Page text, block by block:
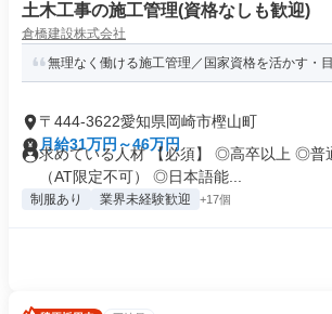
土木工事の施工管理(資格なしも歓迎)
倉橋建設株式会社
無理なく働ける施工管理／国家資格を活かす・
〒444-3622愛知県岡崎市樫山町
月給31万円～46万円
求めている人材 【必須】 ◎高卒以上 ◎普
（AT限定不可） ◎日本語能...
制服あり 業界未経験歓迎 +17個